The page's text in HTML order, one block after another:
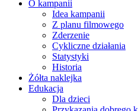
O kampanii
Idea kampanii
Z planu filmowego
Zderzenie
Cykliczne działania
Statystyki
Historia
Żółta naklejka
Edukacja
Dla dzieci